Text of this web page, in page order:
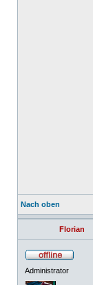
Nach oben
Florian
Administrator